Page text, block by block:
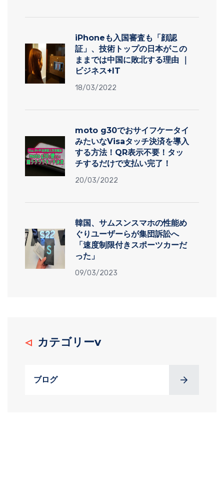
iPhoneも入国審査も「顔認
証」、技術トップの日本がこの
ままでは中国に敗北する理由 ｜
ビジネス+IT
18/03/2022
moto g30でおサイフケータイ
みたいなVisaタッチ決済を導入
する方法！QR表示不要！タッ
チするだけで支払い完了！
20/03/2022
韓国、サムスンスマホの性能め
ぐりユーザーらが集団訴訟へ
「速度制限付きスポーツカーだ
った」
09/03/2023
カテゴリーv
ブログ